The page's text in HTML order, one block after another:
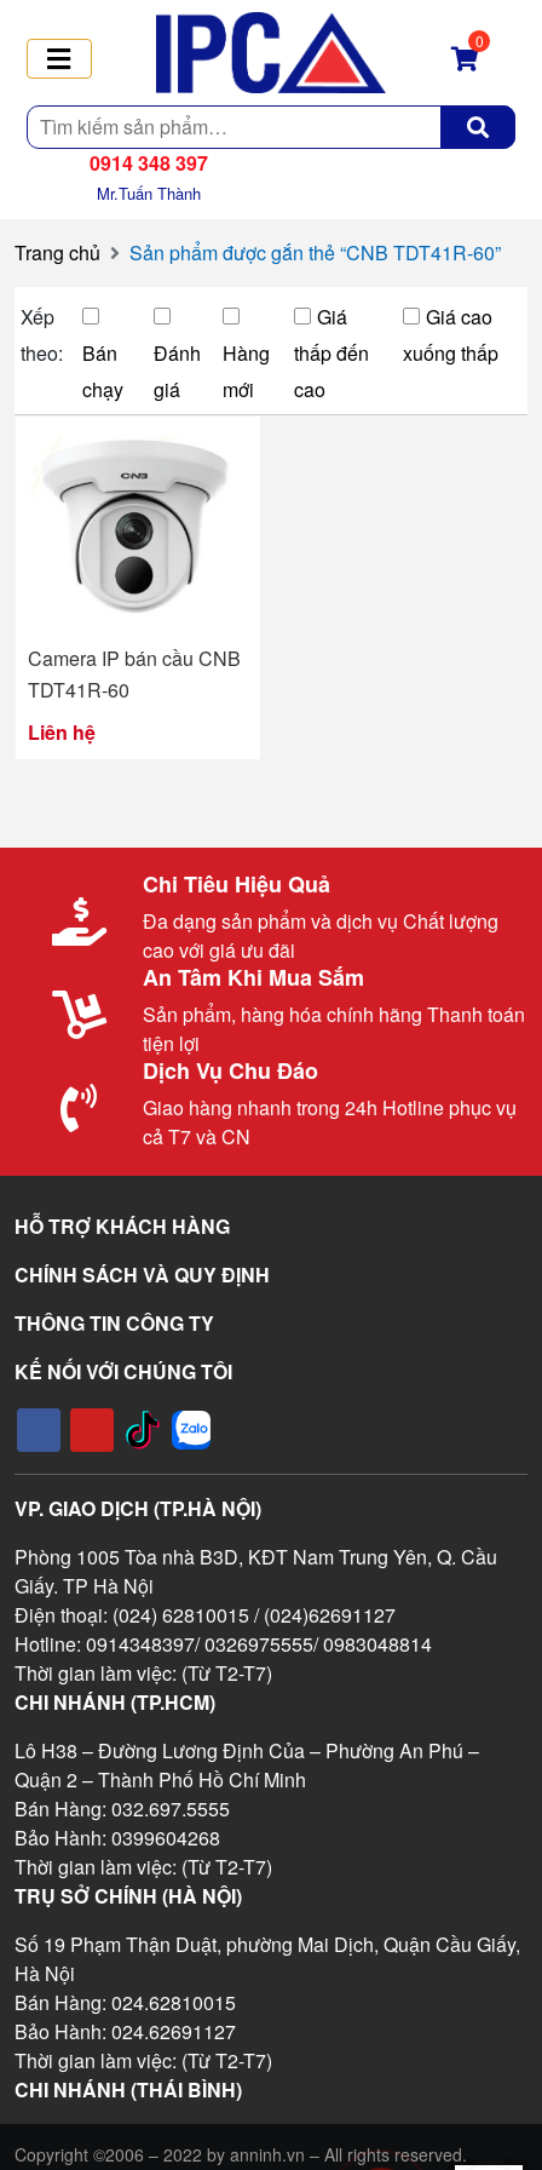
Tìm
kiếm
0
0914 348 397
Mr.Tuấn Thành
Trang chủ Sản phẩm được gắn thẻ “CNB TDT41R-60”
Xếp
theo:
Bán
chạy
Đánh
giá
Hàng
mới
Giá
thấp đến
cao
Giá cao
xuống thấp
Camera IP bán cầu CNB
TDT41R-60
Liên hệ
Chi Tiêu Hiệu Quả
Đa dạng sản phẩm và dịch vụ Chất lượng
cao với giá ưu đãi
An Tâm Khi Mua Sắm
Sản phẩm, hàng hóa chính hãng Thanh toán
tiện lợi
Dịch Vụ Chu Đáo
Giao hàng nhanh trong 24h Hotline phục vụ
cả T7 và CN
HỖ TRỢ KHÁCH HÀNG
CHÍNH SÁCH VÀ QUY ĐỊNH
THÔNG TIN CÔNG TY
KẾ NỐI VỚI CHÚNG TÔI
VP. GIAO DỊCH (TP.HÀ NỘI)
Phòng 1005 Tòa nhà B3D, KĐT Nam Trung Yên, Q. Cầu
Giấy. TP Hà Nội
Điện thoại: (024) 62810015 / (024)62691127
Hotline: 0914348397/ 0326975555/ 0983048814
Thời gian làm việc: (Từ T2-T7)
CHI NHÁNH (TP.HCM)
Lô H38 – Đường Lương Định Của – Phường An Phú –
Quận 2 – Thành Phố Hồ Chí Minh
Bán Hàng: 032.697.5555
Bảo Hành: 0399604268
Thời gian làm việc: (Từ T2-T7)
TRỤ SỞ CHÍNH (HÀ NỘI)
Số 19 Phạm Thận Duật, phường Mai Dịch, Quận Cầu Giấy,
Hà Nội
Bán Hàng: 024.62810015
Bảo Hành: 024.62691127
Thời gian làm việc: (Từ T2-T7)
CHI NHÁNH (THÁI BÌNH)
Copyright ©2006 – 2022 by anninh.vn – All rights reserved.